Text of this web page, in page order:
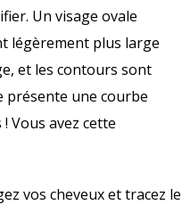
Un visage ovale
légèrement plus large
et les contours sont
présente une courbe
Vous avez cette
vos cheveux et tracez le